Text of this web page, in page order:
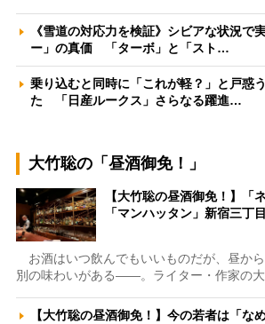
《雪道の対応力を検証》シビアな状況で
ー」の真価 「ターボ」と「スト…
乗り込むと同時に「これが軽？」と戸惑
た 「日産ルークス」さらなる躍進…
大竹聡の「昼酒御免！」
【大竹聡の昼酒御免！】「
「マンハッタン」新宿三丁
お酒はいつ飲んでもいいものだが、昼か
別の味わいがある――。ライター・作家の
【大竹聡の昼酒御免！】今の若者は「な